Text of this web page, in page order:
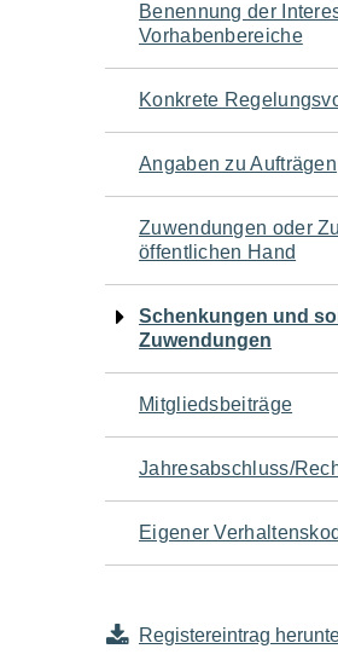
den
Seiteninhalt
Benennung der
Vorhabenbereiche
Konkrete
Angaben zu Aufträgen
Zuwendungen oder
öffentlichen Hand
Schenkungen und
Zuwendungen
Mitgliedsbeiträge
Jahresabschluss/
Eigener
Registereintrag